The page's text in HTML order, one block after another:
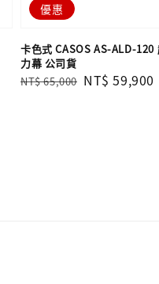
優惠
卡色式 CASOS AS-ALD-
力幕 公司貨
Regular
NT$ 65,000 Sale
NT$ 59,900